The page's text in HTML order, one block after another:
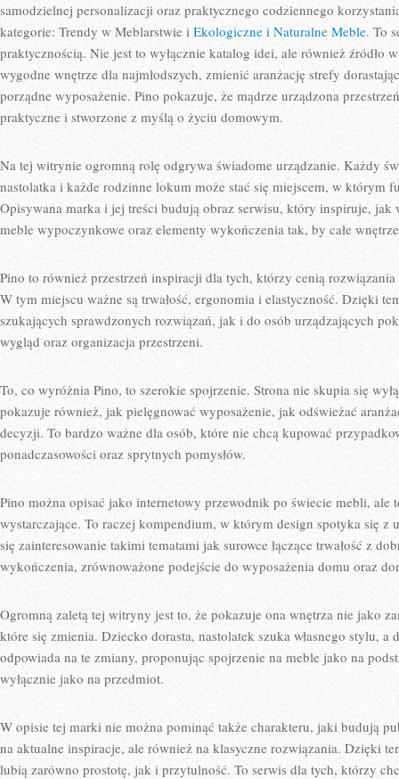
samodzielnej personalizacji oraz praktycznego codziennego
kategorie: Trendy w Meblarstwie i Ekologiczne i Naturalne Meble. To
praktycznością. Nie jest to wyłącznie katalog idei, ale również źródło
wygodne wnętrze dla najmłodszych, zmienić aranżację strefy
porządne wyposażenie. Pino pokazuje, że mądrze urządzona
praktyczne i stworzone z myślą o życiu domowym.
Na tej witrynie ogromną rolę odgrywa świadome urządzanie. Każdy
nastolatka i każde rodzinne lokum może stać się miejscem, w którym
Opisywana marka i jej treści budują obraz serwisu, który inspiruje, jak
meble wypoczynkowe oraz elementy wykończenia tak, by całe
Pino to również przestrzeń inspiracji dla tych, którzy cenią
W tym miejscu ważne są trwałość, ergonomia i elastyczność. Dzięki
szukających sprawdzonych rozwiązań, jak i do osób urządzających
wygląd oraz organizacja przestrzeni.
To, co wyróżnia Pino, to szerokie spojrzenie. Strona nie skupia się
pokazuje również, jak pielęgnować wyposażenie, jak odświeżać
decyzji. To bardzo ważne dla osób, które nie chcą kupować
ponadczasowości oraz sprytnych pomysłów.
Pino można opisać jako internetowy przewodnik po świecie mebli, ale
wystarczające. To raczej kompendium, w którym design spotyka się z
się zainteresowanie takimi tematami jak surowce łączące trwałość z
wykończenia, zrównoważone podejście do wyposażenia domu oraz
Ogromną zaletą tej witryny jest to, że pokazuje ona wnętrza nie jako
które się zmienia. Dziecko dorasta, nastolatek szuka własnego stylu,
odpowiada na te zmiany, proponując spojrzenie na meble jako na
wyłącznie jako na przedmiot.
W opisie tej marki nie można pominąć także charakteru, jaki budują
na aktualne inspiracje, ale również na klasyczne rozwiązania. Dzięki
lubią zarówno prostotę, jak i przytulność. To serwis dla tych, którzy